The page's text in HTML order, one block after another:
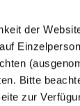
der
Bitte
zur